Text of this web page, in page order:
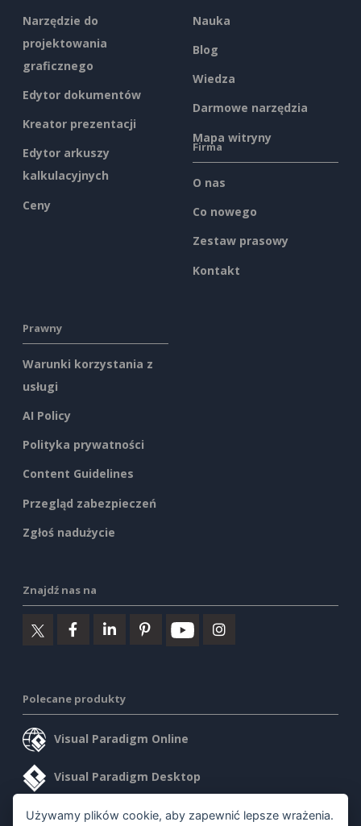
Narzędzie do
projektowania
graficznego
Edytor dokumentów
Kreator prezentacji
Edytor arkuszy
kalkulacyjnych
Ceny
Nauka
Blog
Wiedza
Darmowe narzędzia
Mapa witryny
Firma
O nas
Co nowego
Zestaw prasowy
Kontakt
Prawny
Warunki korzystania z
usługi
AI Policy
Polityka prywatności
Content Guidelines
Przegląd zabezpieczeń
Zgłoś nadużycie
Znajdź nas na
Polecane produkty
Visual Paradigm Online
Visual Paradigm Desktop
Używamy plików cookie, aby zapewnić lepsze wrażenia.